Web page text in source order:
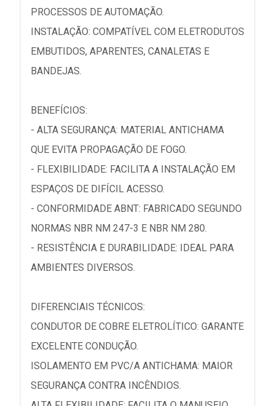
PROCESSOS DE AUTOMAÇÃO.
INSTALAÇÃO: COMPATÍVEL COM ELETRODUTOS
EMBUTIDOS, APARENTES, CANALETAS E
BANDEJAS.
BENEFÍCIOS:
- ALTA SEGURANÇA: MATERIAL ANTICHAMA
QUE EVITA PROPAGAÇÃO DE FOGO.
- FLEXIBILIDADE: FACILITA A INSTALAÇÃO EM
ESPAÇOS DE DIFÍCIL ACESSO.
- CONFORMIDADE ABNT: FABRICADO SEGUNDO
NORMAS NBR NM 247-3 E NBR NM 280.
- RESISTÊNCIA E DURABILIDADE: IDEAL PARA
AMBIENTES DIVERSOS.
DIFERENCIAIS TÉCNICOS:
CONDUTOR DE COBRE ELETROLÍTICO: GARANTE
EXCELENTE CONDUÇÃO.
ISOLAMENTO EM PVC/A ANTICHAMA: MAIOR
SEGURANÇA CONTRA INCÊNDIOS.